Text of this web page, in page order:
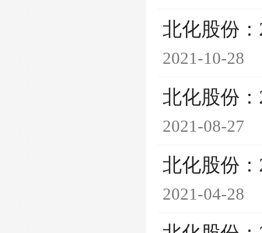
北化股份
2021-10-28
北化股份
2021-08-27
北化股份
2021-04-28